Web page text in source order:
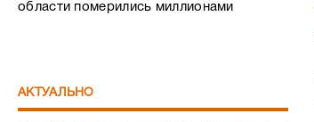
области померились миллионами
АКТУАЛЬНО